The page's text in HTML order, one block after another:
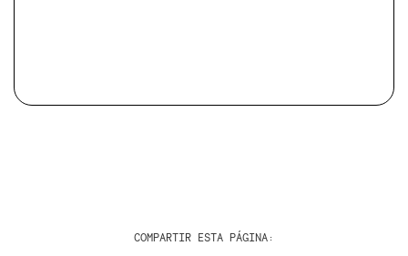
COMPARTIR ESTA PÁGINA: